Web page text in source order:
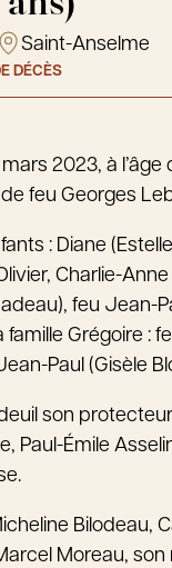
Saint-Anselme
DÉCÈS
mars 2023, à
de feu Georges
: Diane
Charlie-
feu Jean-
Grégoire :
Paul (Gisèle
son
Paul-Émile
Bilodeau,
Moreau,